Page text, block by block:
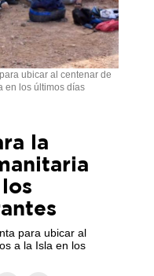
ubicar al centenar de
en los últimos días
la
para ubicar al
a la Isla en los